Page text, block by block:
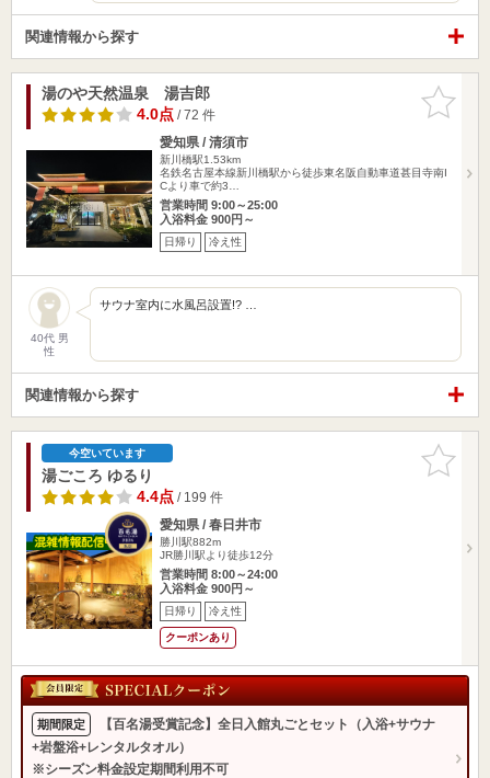
関連情報から探す
お気に入
りに追加
湯のや天然温泉 湯吉郎
4.0点/ 72 件
愛知県 / 清須市
新川橋駅1.53km
名鉄名古屋本線新川橋駅から徒歩東名阪自動車道甚目寺南I
Cより車で約3…
営業時間 9:00～25:00
入浴料金 900円～
日帰り 冷え性
40代 男
性
サウナ室内に水風呂設置!? …
関連情報から探す
お気に入
りに追加
今空いています
湯ごころ ゆるり
4.4点/ 199 件
愛知県 / 春日井市
勝川駅882m
JR勝川駅より徒歩12分
営業時間 8:00～24:00
入浴料金 900円～
日帰り 冷え性
クーポンあり
期間限定
【百名湯受賞記念】全日入館丸ごとセット（入浴+サウナ
+岩盤浴+レンタルタオル）
※シーズン料金設定期間利用不可